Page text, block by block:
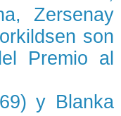
Zersenay
son
Premio al
y Blanka